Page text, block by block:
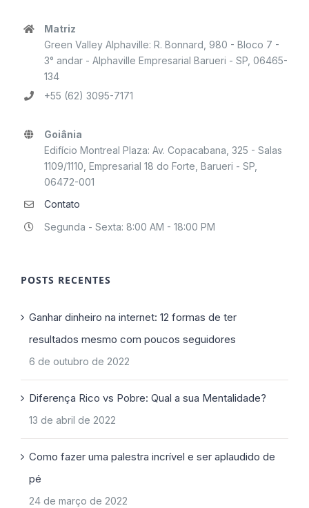
Matriz
Green Valley Alphaville: R. Bonnard, 980 - Bloco 7 -
3° andar - Alphaville Empresarial Barueri - SP, 06465-
134
+55 (62) 3095-7171
Goiânia
Edifício Montreal Plaza: Av. Copacabana, 325 - Salas
1109/1110, Empresarial 18 do Forte, Barueri - SP,
06472-001
Contato
Segunda - Sexta: 8:00 AM - 18:00 PM
POSTS RECENTES
Ganhar dinheiro na internet: 12 formas de ter
resultados mesmo com poucos seguidores
6 de outubro de 2022
Diferença Rico vs Pobre: Qual a sua Mentalidade?
13 de abril de 2022
Como fazer uma palestra incrível e ser aplaudido de
pé
24 de março de 2022